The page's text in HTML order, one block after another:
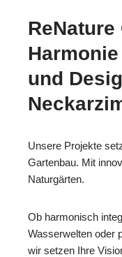
und
Unsere Projekte
Gartenbau. Mit
Naturgärten.
Ob harmonisch
Wasserwelten oder
wir setzen Ihre